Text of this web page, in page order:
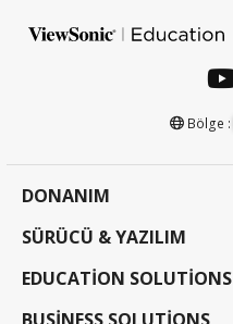
Bölge :
DONANIM
SÜRÜCÜ & YAZILIM
EDUCATION SOLUTIONS